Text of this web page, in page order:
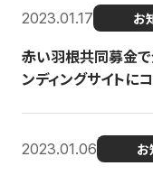
2023.01.17 お
赤い羽根共同募金で
ンディングサイトに
2023.01.06 お